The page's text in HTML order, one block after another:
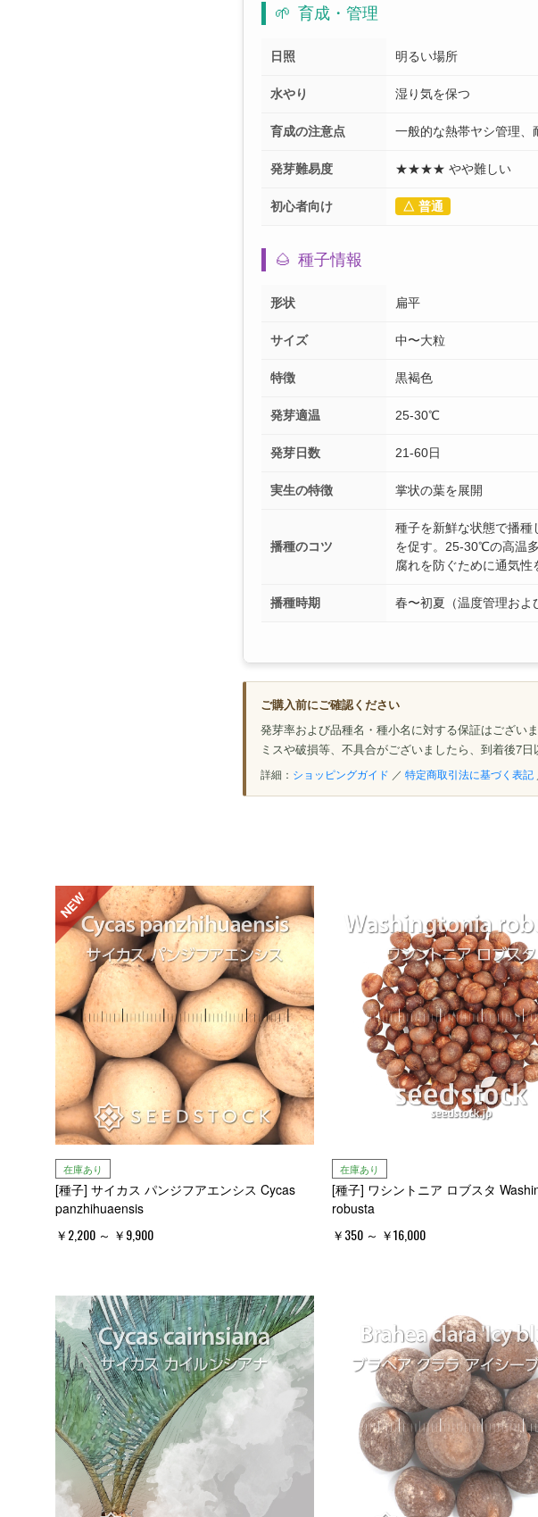
🌱 育成・管理
日照 明るい場所
水やり 湿り気を保つ
育成の注意点 一般的な熱帯ヤシ管理
発芽難易度 ★★★★ やや難しい
初心者向け △ 普通
🌰 種子情報
形状 扁平
サイズ 中〜大粒
特徴 黒褐色
発芽適温 25-30℃
発芽日数 21-60日
実生の特徴 掌状の葉を展開
播種のコツ
種子を新鮮な状態で播
を促す。25-30℃の高温
腐れを防ぐために通気性
播種時期 春〜初夏（温度管理およ
ご購入前にご確認ください
発芽率および品種名・種小名に対する保証はございま
ミスや破損等、不具合がございましたら、到着後7日
詳細： ショッピングガイド ／ 特定商取引法に基づく表記
NEW
在庫あり
[種子] サイカス パンジフアエンシス Cycas
panzhihuaensis
￥2,200 ～ ￥9,900
在庫あり
[種子] ワシントニア ロブスタ
robusta
￥350 ～ ￥16,000